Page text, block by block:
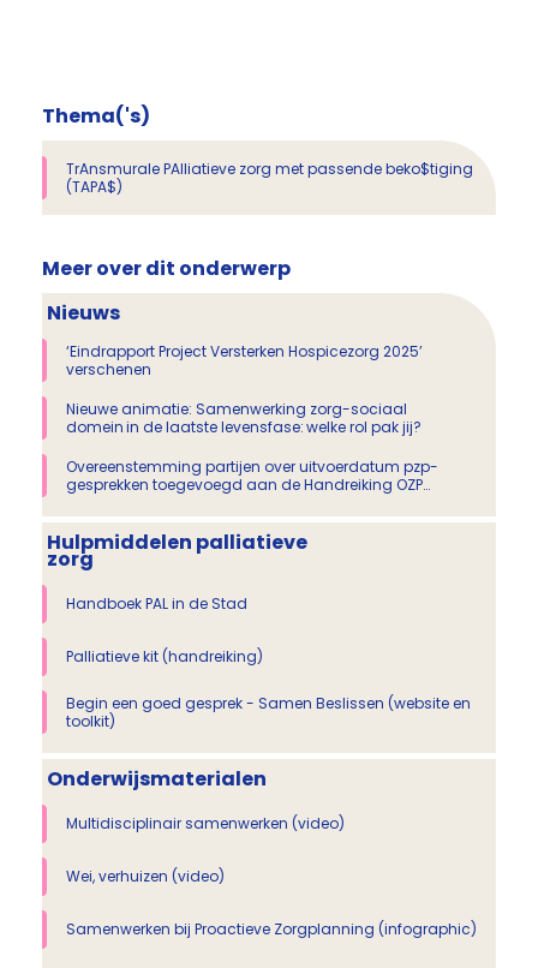
Thema('s)
TrAnsmurale PAlliatieve zorg met passende beko$tiging
(TAPA$)
Meer over dit onderwerp
Nieuws
‘Eindrapport Project Versterken Hospicezorg 2025’
verschenen
Nieuwe animatie: Samenwerking zorg-sociaal
domein in de laatste levensfase: welke rol pak jij?
Overeenstemming partijen over uitvoerdatum pzp-
gesprekken toegevoegd aan de Handreiking OZP
Hulpmiddelen palliatieve
zorg
Handboek PAL in de Stad
Palliatieve kit (handreiking)
Begin een goed gesprek - Samen Beslissen (website en
toolkit)
Onderwijsmaterialen
Multidisciplinair samenwerken (video)
Wei, verhuizen (video)
Samenwerken bij Proactieve Zorgplanning (infographic)